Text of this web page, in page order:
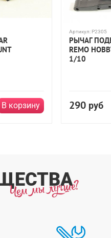
В корзину
Артикул: P2305
РЫЧАГ
REMO
1/10
290 руб